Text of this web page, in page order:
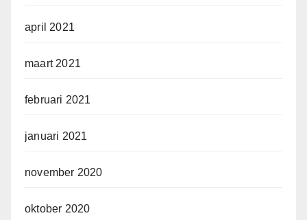
april 2021
maart 2021
februari 2021
januari 2021
november 2020
oktober 2020